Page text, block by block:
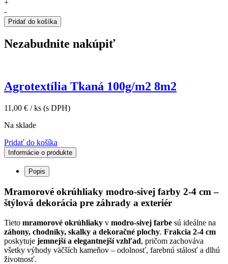
dekoračný
okrúhliak
4
+
-
Pridať do košíka
Nezabudnite nakúpiť
Agrotextília Tkaná 100g/m2 8m2
11,00 € / ks (s DPH)
Na sklade
Pridať do košíka
Informácie o produkte
Popis
Mramorové okrúhliaky modro-sivej farby 2-4 cm –
štýlová dekorácia pre záhrady a exteriér
Tieto mramorové okrúhliaky v modro-sivej farbe sú ideálne na
záhony, chodníky, skalky a dekoračné plochy. Frakcia 2-4 cm
poskytuje jemnejší a elegantnejší vzhľad, pričom zachováva
všetky výhody väčších kameňov – odolnosť, farebnú stálosť a dlhú
životnosť.